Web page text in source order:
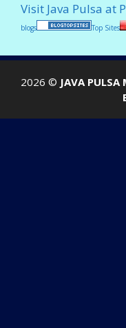
Visit Java Pulsa at
blogs
Top Sites
2026 © JAVA PULSA